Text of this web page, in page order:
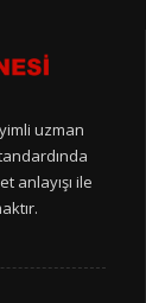
uzman
anlayışı ile